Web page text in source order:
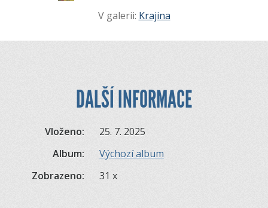
V galerii: Krajina
DALŠÍ INFORMACE
Vloženo:
25. 7. 2025
Album:
Výchozí album
Zobrazeno:
31 x